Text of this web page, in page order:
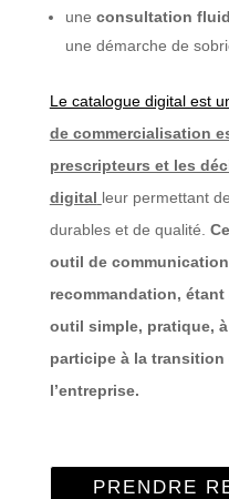
une consultation
une démarche de
Le catalogue digital est
de commercialisation
prescripteurs et les
digital leur permettant
durables et de qualité.
outil de
recommandation,
outil simple, pratique,
participe à la transition
l’entreprise.
PRENDRE